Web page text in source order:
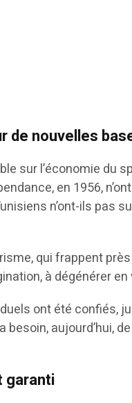
de nouvelles
sur l’économie
en 1956,
n’ont-ils pas
qui frappent
à dégénérer
ont été confiés,
aujourd’hui,
garanti